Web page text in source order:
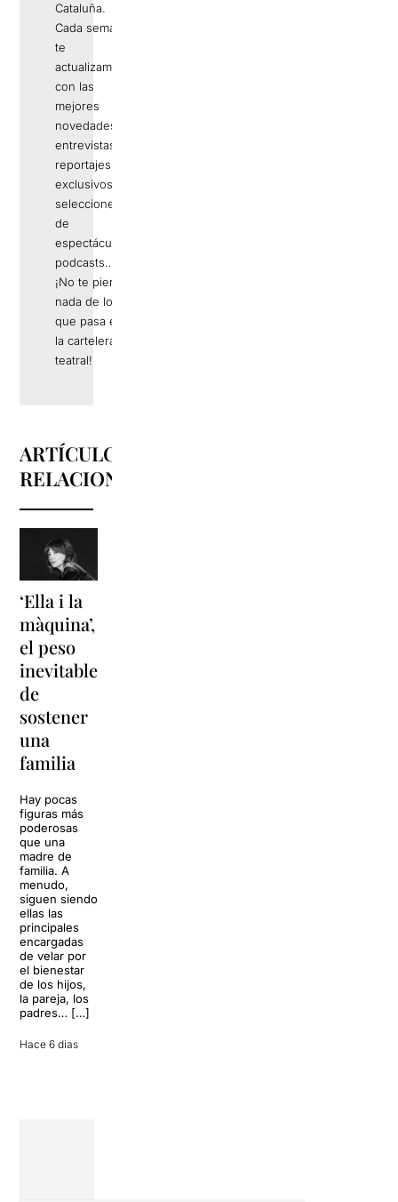
Cataluña.
Cada semana
te
actualizamos
con las
mejores
novedades,
entrevistas,
reportajes
exclusivos,
selecciones
de
espectáculos,
podcasts…
¡No te pierdas
nada de lo
que pasa en
la cartelera
teatral!
ARTÍCULOS
RELACIONADOS
‘Ella i la
màquina’,
el peso
inevitable
de
sostener
una
familia
Hay pocas
figuras más
poderosas
que una
madre de
familia. A
menudo,
siguen siendo
ellas las
principales
encargadas
de velar por
el bienestar
de los hijos,
la pareja, los
padres… […]
Hace 6 dias